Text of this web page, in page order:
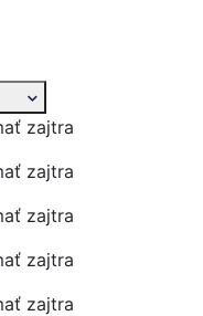
zajtra
zajtra
zajtra
zajtra
zajtra